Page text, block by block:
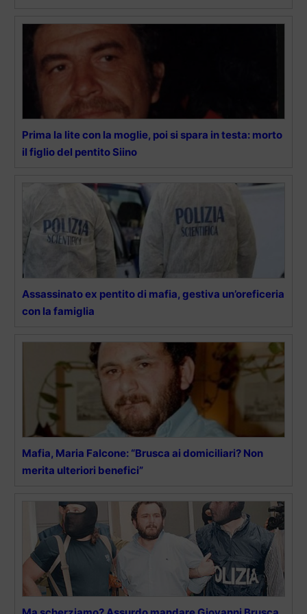
Prima la lite con la moglie, poi si spara in testa: morto
il figlio del pentito Siino
Assassinato ex pentito di mafia, gestiva un’oreficeria
con la famiglia
Mafia, Maria Falcone: “Brusca ai domiciliari? Non
merita ulteriori benefici”